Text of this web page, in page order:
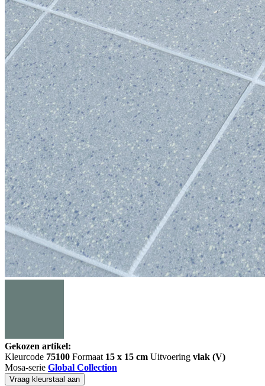
Gekozen artikel:
Kleurcode 75100 Formaat 15 x 15 cm Uitvoering vlak (V)
Mosa-serie Global Collection
Vraag kleurstaal aan